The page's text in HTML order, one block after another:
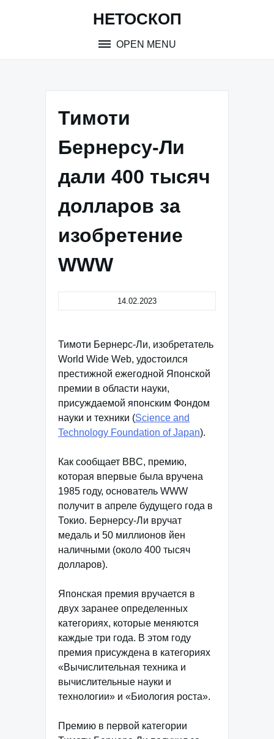
НЕТОСКОП
OPEN MENU
Тимоти
Бернерсу-Ли
дали 400 тысяч
долларов за
изобретение
WWW
14.02.2023
Тимоти Бернерс-Ли, изобретатель
World Wide Web, удостоился
престижной ежегодной Японской
премии в области науки,
присуждаемой японским Фондом
науки и техники (Science and
Technology Foundation of Japan).
Как сообщает BBC, премию,
которая впервые была вручена
1985 году, основатель WWW
получит в апреле будущего года в
Токио. Бернерсу-Ли вручат
медаль и 50 миллионов йен
наличными (около 400 тысяч
долларов).
Японская премия вручается в
двух заранее определенных
категориях, которые меняются
каждые три года. В этом году
премия присуждена в категориях
«Вычислительная техника и
вычислительные науки и
технологии» и «Биология роста».
Премию в первой категории